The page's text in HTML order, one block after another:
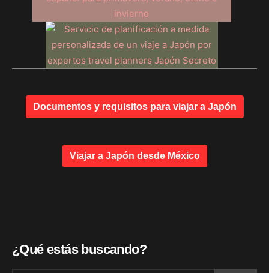
Documentos y requisitos para viajar a Japón
Viajar a Japón desde México
¿Qué estás buscando?